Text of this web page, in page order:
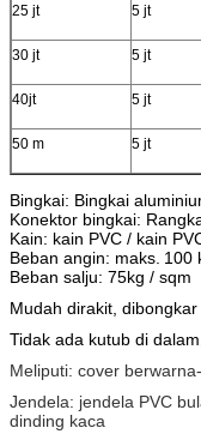
25 jt
5 jt
30 jt
5 jt
40jt
5 jt
50 m
5 jt
Bingkai: Bingkai
Konektor bingkai:
Kain: kain PVC / kain
Beban angin: maks. 100
Beban salju: 75kg / sqm
Mudah dirakit, dibongkar
Tidak ada kutub di
Meliputi: cover
Jendela: jendela PVC
dinding kaca